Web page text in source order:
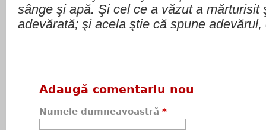
sânge şi apă. Şi cel ce a văzut a mărturisit
adevărată; şi acela ştie că spune
Adaugă comentariu nou
Numele dumneavoastră *